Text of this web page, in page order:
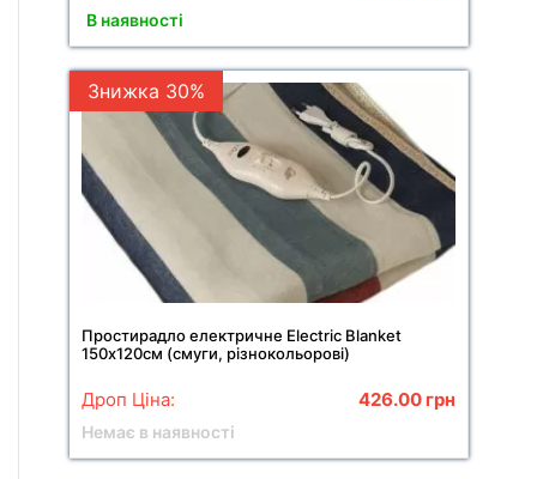
В наявності
Знижка 30%
Простирадло електричне Electric Blanket
150х120см (смуги, різнокольорові)
Дроп Ціна: 426.00 грн
Немає в наявності